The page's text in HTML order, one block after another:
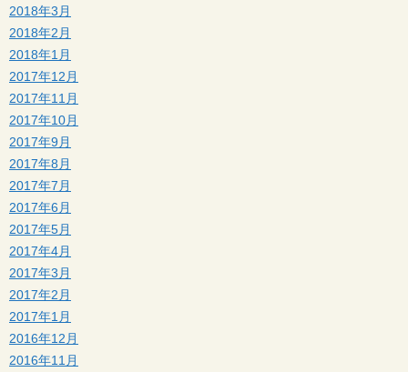
2018年3月
2018年2月
2018年1月
2017年12月
2017年11月
2017年10月
2017年9月
2017年8月
2017年7月
2017年6月
2017年5月
2017年4月
2017年3月
2017年2月
2017年1月
2016年12月
2016年11月